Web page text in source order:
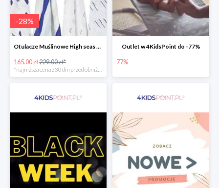
-28%
Otulacze Muślinowe High seas 4 szt.
165.00 zł229.00 zł*
*najniższa cena z 30 dni przed obniżką
Outlet w 4KidsPoint do -77%
77%